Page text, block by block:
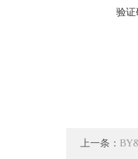
验
上一条：